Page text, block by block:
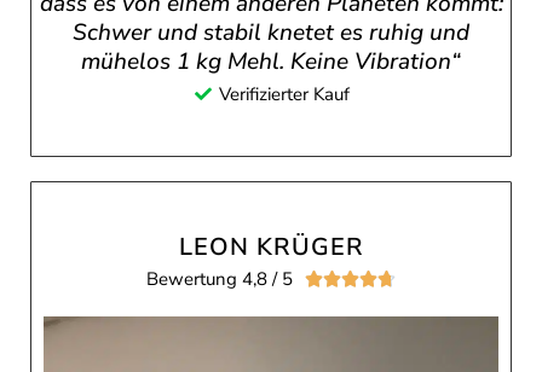
Schwer und stabil knetet es ruhig und
mühelos 1 kg Mehl. Keine Vibration“
Verifizierter Kauf
LEON KRÜGER
Bewertung 4,8 / 5 